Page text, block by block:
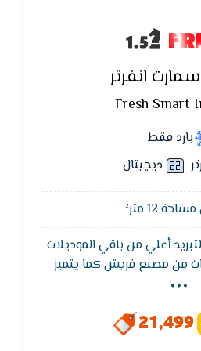
انفرتر
Fresh Smart
بارد فقط
ديچيتال
12 متر²
أعلي من باقي الموديلات
بضمان 5 سنوات من مصنع فريش كما يتميز
لدرجة الحراره المطلوبه
والاساليب المتطوره كما
...
21,499